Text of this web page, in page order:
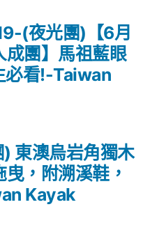
東澳烏岩角獨木
，附溯溪鞋，
Kayak
(夜光團)【6月
成團】馬祖藍眼
必看!-Taiwan